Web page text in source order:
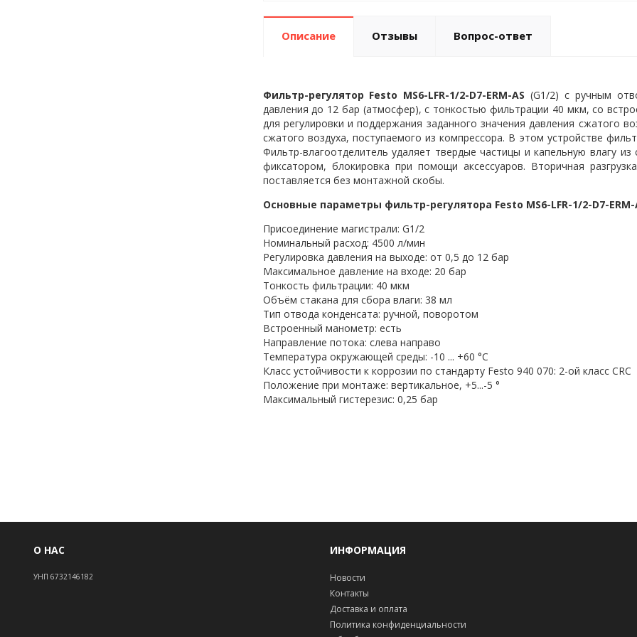
Описание Отзывы Вопрос-ответ
Фильтр-регулятор Festo MS6-LFR-1/2-D7-ERM-AS (G1/2) с ручным
давления до 12 бар (атмосфер), с тонкостью фильтрации 40 мкм, со
для регулировки и поддержания заданного значения давления сжатого
сжатого воздуха, поступаемого из компрессора. В этом устройстве
Фильтр-влагоотделитель удаляет твердые частицы и капельную влагу
фиксатором, блокировка при помощи аксессуаров. Вторичная
поставляется без монтажной скобы.
Основные параметры фильтр-регулятора Festo MS6-LFR-1/2-D7-ERM-
Присоединение магистрали: G1/2
Номинальный расход: 4500 л/мин
Регулировка давления на выходе: от 0,5 до 12 бар
Максимальное давление на входе: 20 бар
Тонкость фильтрации: 40 мкм
Объём стакана для сбора влаги: 38 мл
Тип отвода конденсата: ручной, поворотом
Встроенный манометр: есть
Направление потока: слева направо
Температура окружающей среды: -10 ... +60 °C
Класс устойчивости к коррозии по стандарту Festo 940 070: 2-ой класс CRC
Положение при монтаже: вертикальное, +5...-5 °
Максимальный гистерезис: 0,25 бар
О НАС
УНП 6732146182
ИНФОРМАЦИЯ
Новости
Контакты
Доставка и оплата
Политика конфиденциальности